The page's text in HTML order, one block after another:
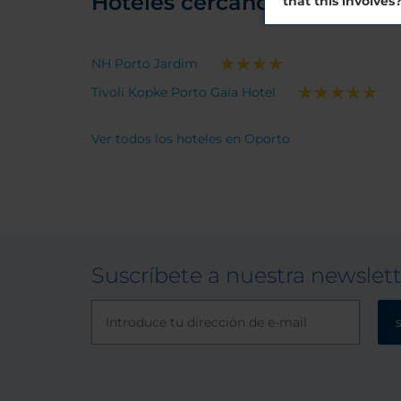
NH Porto Jardim
Tivoli Kopke Porto Gaia Hotel
Ver todos los hoteles en Oporto
Suscríbete a nuestra